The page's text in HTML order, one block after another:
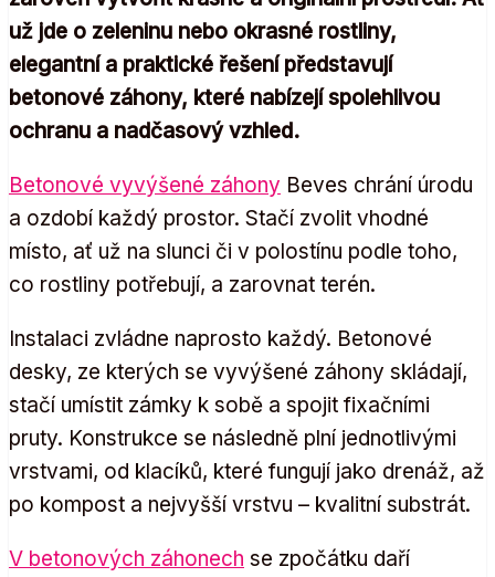
už jde o zeleninu nebo okrasné rostliny,
elegantní a praktické řešení představují
betonové záhony, které nabízejí spolehlivou
ochranu a nadčasový vzhled.
Betonové vyvýšené záhony Beves chrání úrodu
a ozdobí každý prostor. Stačí zvolit vhodné
místo, ať už na slunci či v polostínu podle toho,
co rostliny potřebují, a zarovnat terén.
Instalaci zvládne naprosto každý. Betonové
desky, ze kterých se vyvýšené záhony skládají,
stačí umístit zámky k sobě a spojit fixačními
pruty. Konstrukce se následně plní jednotlivými
vrstvami, od klacíků, které fungují jako drenáž, až
po kompost a nejvyšší vrstvu – kvalitní substrát.
V betonových záhonech se zpočátku daří